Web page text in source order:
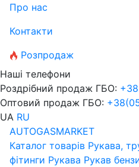
Про нас
Контакти
Розпродаж
Наші телефони
Роздрібний продаж ГБО: +38
Оптовий продаж ГБО: +38
UA RU
AUTOGASMARKET
Каталог товарів Рукава,
фітинги Рукава Рукав